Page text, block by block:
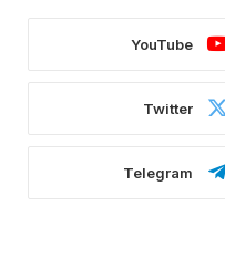
YouTube
Twitter
Telegram